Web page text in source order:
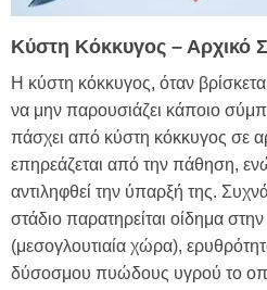
Κύστη Κόκκυγος – Αρχικό
Η κύστη κόκκυγος, όταν
να μην παρουσιάζει κάποιο
πάσχει από κύστη κόκκυγος σε
επηρεάζεται από την πάθηση,
αντιληφθεί την ύπαρξή της.
στάδιο παρατηρείται οίδημα
(μεσογλουτιαία χώρα),
δύσοσμου πυώδους υγρού το